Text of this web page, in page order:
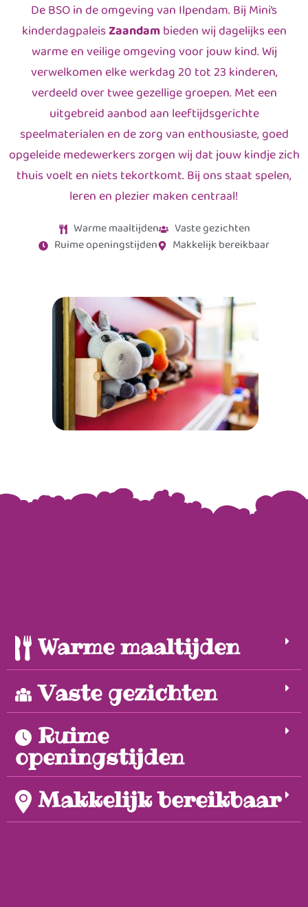
De BSO in de omgeving van Ilpendam. Bij Mini’s
kinderdagpaleisZaandam bieden wij dagelijks een
warme en veilige omgeving voor jouw kind. Wij
verwelkomen elke werkdag 20 tot 23 kinderen,
verdeeld over twee gezellige groepen. Met een
uitgebreid aanbod aan leeftijdsgerichte
speelmaterialen en de zorg van enthousiaste, goed
opgeleide medewerkers zorgen wij dat jouw kindje zich
thuis voelt en niets tekortkomt. Bij ons staat spelen,
leren en plezier maken centraal!
Warme maaltijden
Vaste gezichten
Ruime openingstijden
Makkelijk bereikbaar
Warme maaltijden
Vaste gezichten
Ruime
openingstijden
Makkelijk bereikbaar